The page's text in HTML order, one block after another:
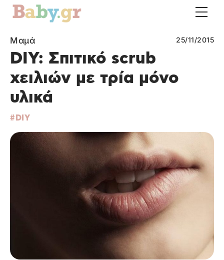
Μαμά 25/11/2015
DIY: Σπιτικό scrub
χειλιών με τρία μόνο
υλικά
DIY